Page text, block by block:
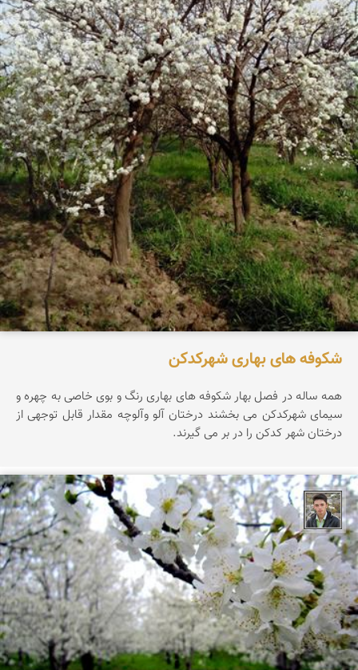
شکوفه های بهاری شهرکدکن
همه ساله در فصل بهار‍ شکوفه های بهاری رنگ و بوی خاصی به چهره و
سیمای شهرکدکن می بخشند درختان آلو وآلوچه مقدار قابل توجهی از
درختان شهر کدکن را در بر می گیرند.
پویا پاشایی پور